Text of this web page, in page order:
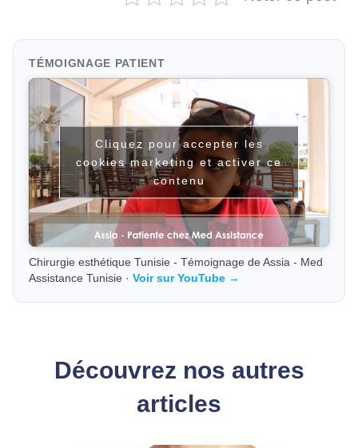
TÉMOIGNAGE PATIENT
Cliquez pour accepter les
cookies marketing et activer ce
contenu
Chirurgie esthétique Tunisie - Témoignage de Assia - Med
Assistance Tunisie ·Voir sur YouTube →
Découvrez nos autres
articles